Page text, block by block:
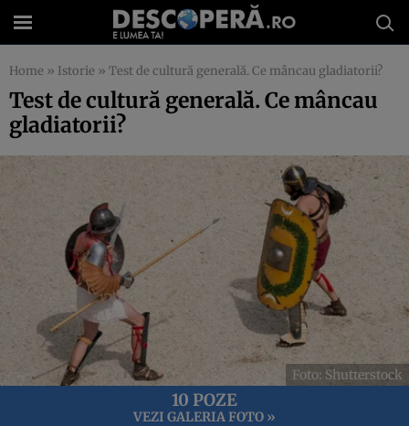
Home » Istorie » Test de cultură generală. Ce mâncau gladiatorii?
Test de cultură generală. Ce mâncau
gladiatorii?
Foto: Shutterstock
10 POZE
VEZI GALERIA FOTO »